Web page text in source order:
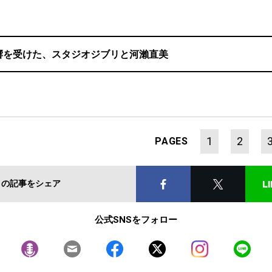
を受けた、スタジオジブリと河瀨直美
PAGES 1 2 3
記事をシェア
公式SNSをフォロー